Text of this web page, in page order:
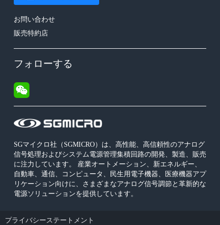
SGマイクロ社（SGMICRO）は、高性能、高信頼性のアナログ
信号処理およびシステム電源管理集積回路の開発、製造、販売
に注力しています。 産業オートメーション、新エネルギー、
自動車、通信、コンピュータ、民生用電子機器、医療機器アプ
リケーション向けに、さまざまなアナログ信号調節と革新的な
電源ソリューションを提供しています。
お問い合わせ
販売特約店
フォローする
プライバシーステートメント